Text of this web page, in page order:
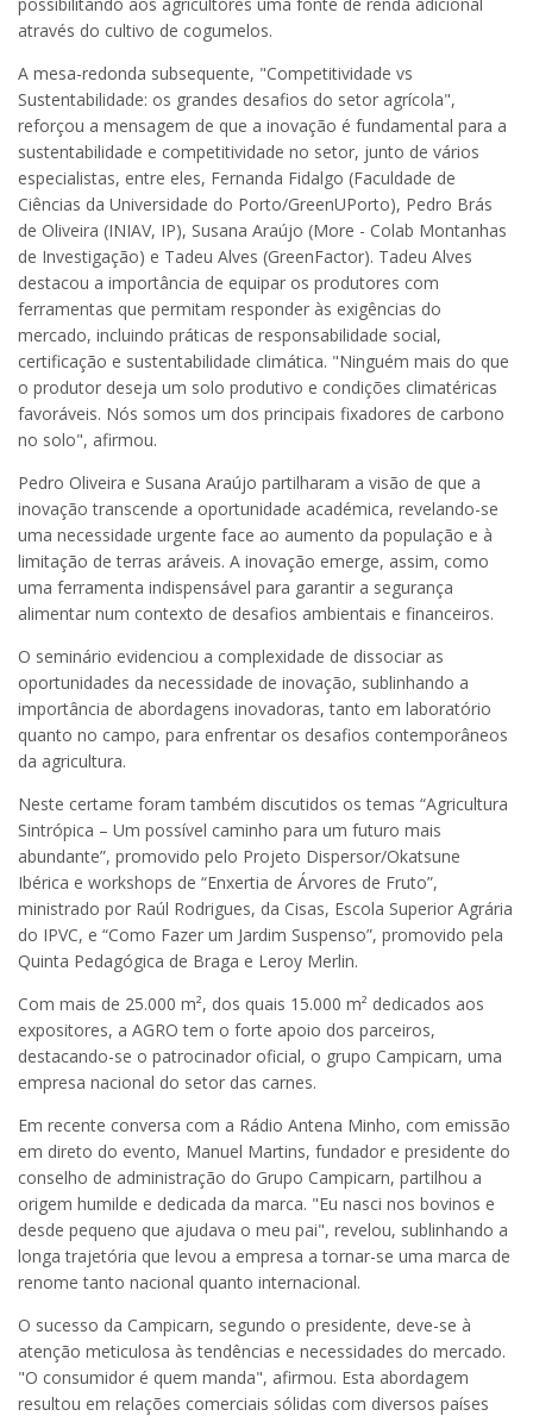
através do cultivo de cogumelos.
A mesa-redonda subsequente, "Competitividade vs
Sustentabilidade: os grandes desafios do setor agrícola",
reforçou a mensagem de que a inovação é fundamental para a
sustentabilidade e competitividade no setor, junto de vários
especialistas, entre eles, Fernanda Fidalgo (Faculdade de
Ciências da Universidade do Porto/GreenUPorto), Pedro Brás
de Oliveira (INIAV, IP), Susana Araújo (More - Colab Montanhas
de Investigação) e Tadeu Alves (GreenFactor). Tadeu Alves
destacou a importância de equipar os produtores com
ferramentas que permitam responder às exigências do
mercado, incluindo práticas de responsabilidade social,
certificação e sustentabilidade climática. "Ninguém mais do que
o produtor deseja um solo produtivo e condições climatéricas
favoráveis. Nós somos um dos principais fixadores de carbono
no solo", afirmou.
Pedro Oliveira e Susana Araújo partilharam a visão de que a
inovação transcende a oportunidade académica, revelando-se
uma necessidade urgente face ao aumento da população e à
limitação de terras aráveis. A inovação emerge, assim, como
uma ferramenta indispensável para garantir a segurança
alimentar num contexto de desafios ambientais e financeiros.
O seminário evidenciou a complexidade de dissociar as
oportunidades da necessidade de inovação, sublinhando a
importância de abordagens inovadoras, tanto em laboratório
quanto no campo, para enfrentar os desafios contemporâneos
da agricultura.
Neste certame foram também discutidos os temas “Agricultura
Sintrópica – Um possível caminho para um futuro mais
abundante”, promovido pelo Projeto Dispersor/Okatsune
Ibérica e workshops de “Enxertia de Árvores de Fruto”,
ministrado por Raúl Rodrigues, da Cisas, Escola Superior Agrária
do IPVC, e “Como Fazer um Jardim Suspenso”, promovido pela
Quinta Pedagógica de Braga e Leroy Merlin.
Com mais de 25.000 m², dos quais 15.000 m² dedicados aos
expositores, a AGRO tem o forte apoio dos parceiros,
destacando-se o patrocinador oficial, o grupo Campicarn, uma
empresa nacional do setor das carnes.
Em recente conversa com a Rádio Antena Minho, com emissão
em direto do evento, Manuel Martins, fundador e presidente do
conselho de administração do Grupo Campicarn, partilhou a
origem humilde e dedicada da marca. "Eu nasci nos bovinos e
desde pequeno que ajudava o meu pai", revelou, sublinhando a
longa trajetória que levou a empresa a tornar-se uma marca de
renome tanto nacional quanto internacional.
O sucesso da Campicarn, segundo o presidente, deve-se à
atenção meticulosa às tendências e necessidades do mercado.
"O consumidor é quem manda", afirmou. Esta abordagem
resultou em relações comerciais sólidas com diversos países